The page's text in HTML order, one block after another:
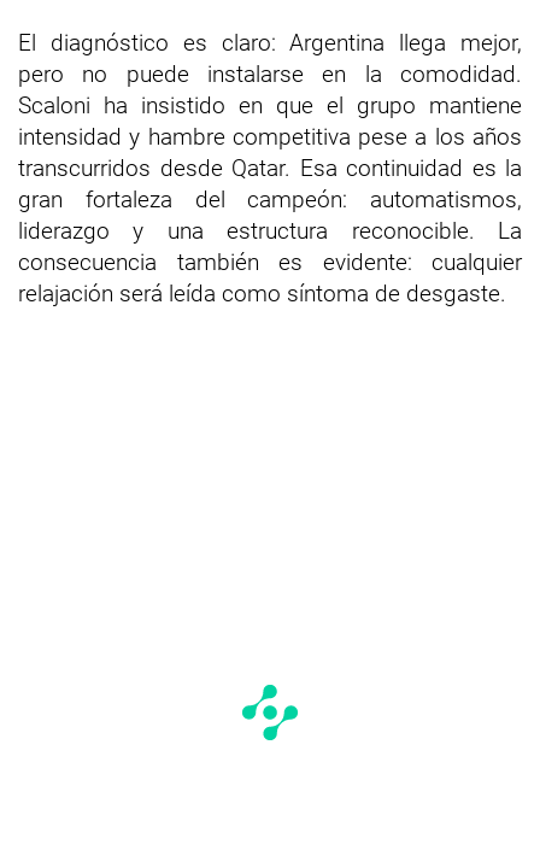
El diagnóstico es claro: Argentina llega mejor,
pero no puede instalarse en la comodidad.
Scaloni ha insistido en que el grupo mantiene
intensidad y hambre competitiva pese a los años
transcurridos desde Qatar. Esa continuidad es la
gran fortaleza del campeón: automatismos,
liderazgo y una estructura reconocible. La
consecuencia también es evidente: cualquier
relajación será leída como síntoma de desgaste.